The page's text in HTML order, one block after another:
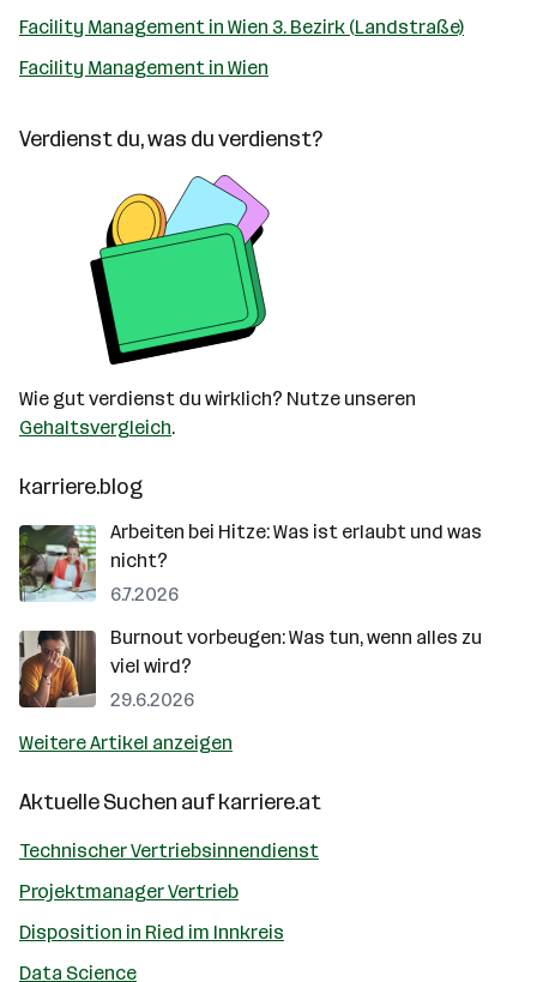
Facility Management in Wien 3. Bezirk (Landstraße)
Facility Management in Wien
Verdienst du, was du verdienst?
Wie gut verdienst du wirklich? Nutze unseren
Gehaltsvergleich.
karriere.blog
Arbeiten bei Hitze: Was ist erlaubt und was
nicht?
6.7.2026
Burnout vorbeugen: Was tun, wenn alles zu
viel wird?
29.6.2026
Weitere Artikel anzeigen
Aktuelle Suchen aufkarriere.at
Technischer Vertriebsinnendienst
Projektmanager Vertrieb
Disposition in Ried im Innkreis
Data Science